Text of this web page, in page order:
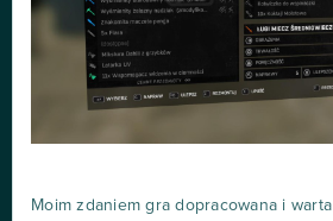
Moim zdaniem gra dopracowana i